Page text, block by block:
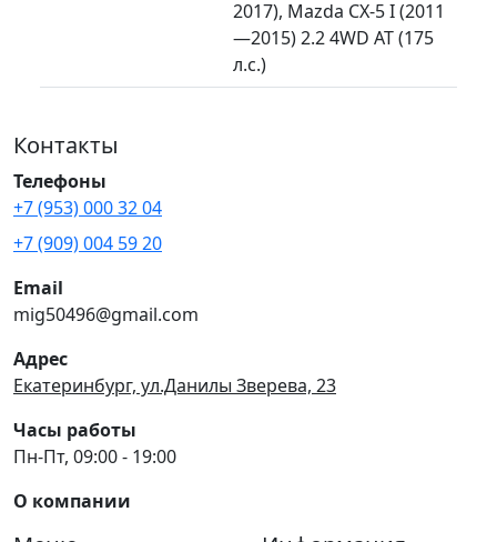
2017), Mazda CX-5 I (2011
—2015) 2.2 4WD AT (175
л.с.)
Контакты
Телефоны
+7 (953) 000 32 04
+7 (909) 004 59 20
Email
mig50496@gmail.com
Адрес
Екатеринбург, ул.Данилы Зверева, 23
Часы работы
Пн-Пт, 09:00 - 19:00
О компании